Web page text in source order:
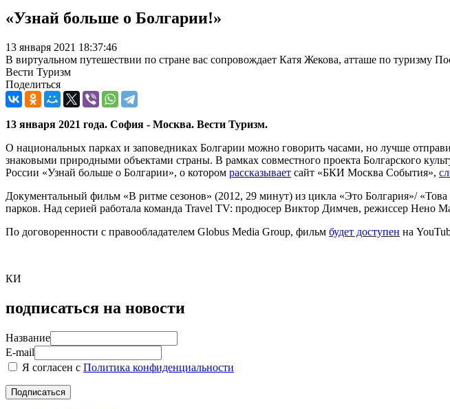
«Узнай больше о Болгарии!»
13 января 2021 18:37:46
В виртуальном путешествии по стране вас сопровождает Катя Жекова, атташе по туризму
Вести Туризм
Поделиться
13 января 2021 года. София - Москва. Вести Туризм.
О национальных парках и заповедниках Болгарии можно говорить часами, но лучше
знаковыми природными объектами страны. В рамках совместного проекта Болгарского
России «Узнай больше о Болгарии», о котором рассказывает сайт «БКИ Москва События»,
Документальный фильм «В ритме сезонов» (2012, 29 минут) из цикла «Это Болгария»/
парков. Над серией работала команда Travel TV: продюсер Виктор Димчев, режиссер Нено
По договоренности с правообладателем Globus Media Group, фильм будет доступен на
КИ
подписаться на новости
Название
E-mail
Я согласен с Политика конфиденциальности